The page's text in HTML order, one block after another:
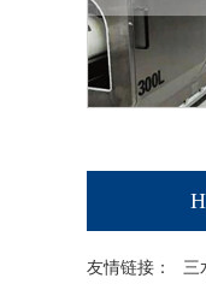
友情链接： 三